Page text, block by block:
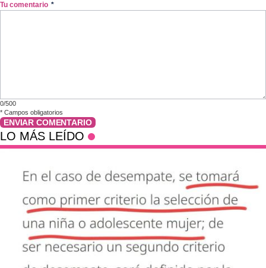
Tu comentario *
0/500
* Campos obligatorios
ENVIAR COMENTARIO
LO MÁS LEÍDO